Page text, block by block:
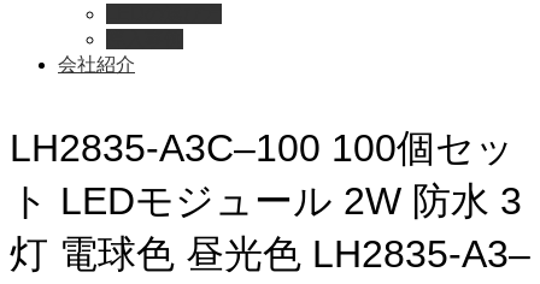
会社紹介
LH2835-A3C–100 100個セッ
ト LEDモジュール 2W 防水 3
灯 電球色 昼光色 LH2835-A3–